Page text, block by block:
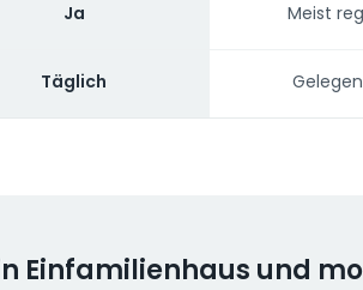
Ja Meist
Täglich
Einfamilienhaus und